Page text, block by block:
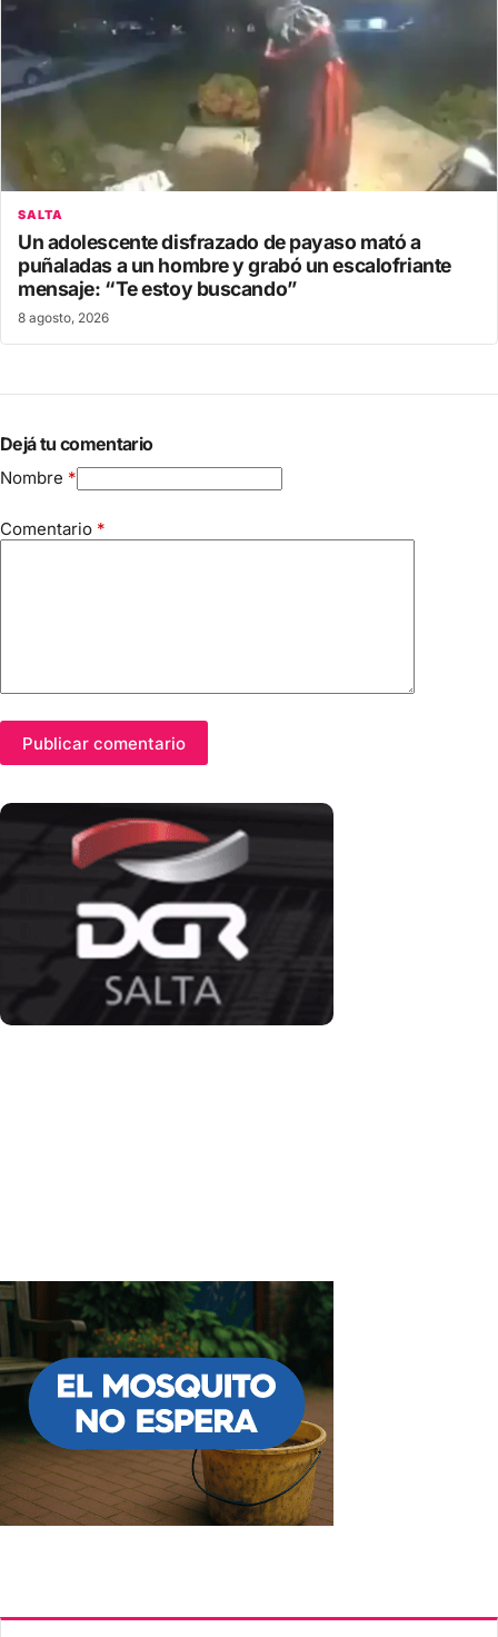
SALTA
Un adolescente disfrazado de payaso mató a
puñaladas a un hombre y grabó un escalofriante
mensaje: “Te estoy buscando”
8 agosto, 2026
Dejá tu comentario
Nombre *
Comentario *
Publicar comentario